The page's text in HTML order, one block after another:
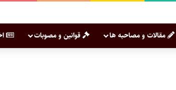
مقالات و مصاحبه ها قوانین و مصوبات